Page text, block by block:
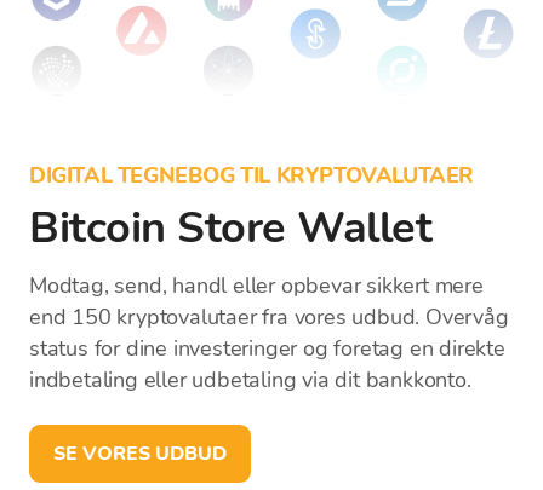
DIGITAL TEGNEBOG TIL KRYPTOVALUTAER
Bitcoin Store Wallet
Modtag, send, handl eller opbevar sikkert mere
end 150 kryptovalutaer fra vores udbud. Overvåg
status for dine investeringer og foretag en direkte
indbetaling eller udbetaling via dit bankkonto.
SE VORES UDBUD